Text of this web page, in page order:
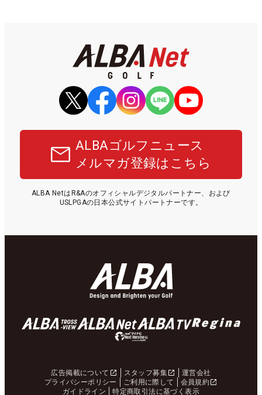
ALBAゴルフニュース
メルマガ登録はこちら
ALBA NetはR&Aのオフィシャルデジタルパートナー、および
USLPGAの日本公式サイトパートナーです。
広告掲載について スタッフ募集
運営会社
プライバシーポリシー
ご利用に際して
会員規約
ガイドライン
特定商取引法に基づく表示